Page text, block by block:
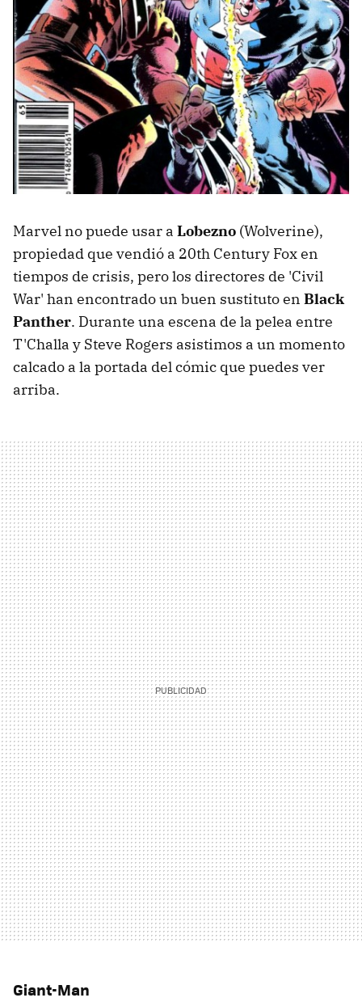
Marvel no puede usar a Lobezno (Wolverine),
propiedad que vendió a 20th Century Fox en
tiempos de crisis, pero los directores de 'Civil
War' han encontrado un buen sustituto en Black
Panther. Durante una escena de la pelea entre
T'Challa y Steve Rogers asistimos a un momento
calcado a la portada del cómic que puedes ver
arriba.
Giant-Man